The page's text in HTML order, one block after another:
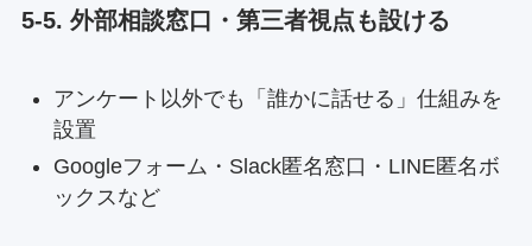
5-5. 外部相談窓口・第三者視点も設ける
アンケート以外でも「誰かに話せる」仕組みを
設置
Googleフォーム・Slack匿名窓口・LINE匿名ボ
ックスなど